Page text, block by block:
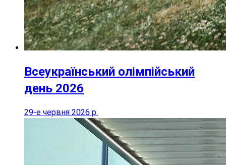
Всеукраїнський олімпійський
день 2026
29-е червня 2026 р.